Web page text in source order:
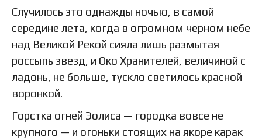
Случилось это однажды ночью, в самой
середине лета, когда в огромном черном небе
над Великой Рекой сияла лишь размытая
россыпь звезд, и Око Хранителей, величиной с
ладонь, не больше, тускло светилось красной
воронкой.
Горстка огней Эолиса — городка вовсе не
крупного — и огоньки стоящих на якоре карак